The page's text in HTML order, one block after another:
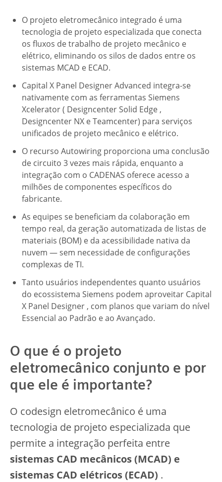
O projeto eletromecânico integrado é uma
tecnologia de projeto especializada que conecta
os fluxos de trabalho de projeto mecânico e
elétrico, eliminando os silos de dados entre os
sistemas MCAD e ECAD.
Capital X Panel Designer Advanced integra-se
nativamente com as ferramentas Siemens
Xcelerator ( Designcenter Solid Edge ,
Designcenter NX e Teamcenter) para serviços
unificados de projeto mecânico e elétrico.
O recurso Autowiring proporciona uma conclusão
de circuito 3 vezes mais rápida, enquanto a
integração com o CADENAS oferece acesso a
milhões de componentes específicos do
fabricante.
As equipes se beneficiam da colaboração em
tempo real, da geração automatizada de listas de
materiais (BOM) e da acessibilidade nativa da
nuvem — sem necessidade de configurações
complexas de TI.
Tanto usuários independentes quanto usuários
do ecossistema Siemens podem aproveitar Capital
X Panel Designer , com planos que variam do nível
Essencial ao Padrão e ao Avançado.
O que é o projeto
eletromecânico conjunto e por
que ele é importante?
O codesign eletromecânico é uma
tecnologia de projeto especializada que
permite a integração perfeita entre
sistemas CAD mecânicos (MCAD) e
sistemas CAD elétricos (ECAD) .